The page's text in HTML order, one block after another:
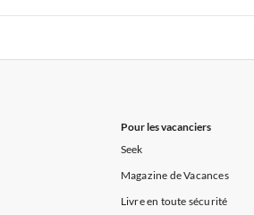
Appartements de Vacances à la Normandie
Pour les vacanciers
Seek
Magazine de Vacances
Livre en toute sécurité